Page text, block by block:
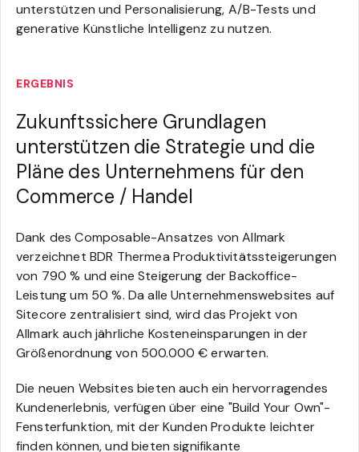
unterstützen und Personalisierung, A/B-Tests und
generative Künstliche Intelligenz zu nutzen.
ERGEBNIS
Zukunftssichere Grundlagen
unterstützen die Strategie und die
Pläne des Unternehmens für den
Commerce / Handel
Dank des Composable-Ansatzes von Allmark
verzeichnet BDR Thermea Produktivitätssteigerungen
von 790 % und eine Steigerung der Backoffice-
Leistung um 50 %. Da alle Unternehmenswebsites auf
Sitecore zentralisiert sind, wird das Projekt von
Allmark auch jährliche Kosteneinsparungen in der
Größenordnung von 500.000 € erwarten.
Die neuen Websites bieten auch ein hervorragendes
Kundenerlebnis, verfügen über eine "Build Your Own"-
Fensterfunktion, mit der Kunden Produkte leichter
finden können, und bieten signifikante